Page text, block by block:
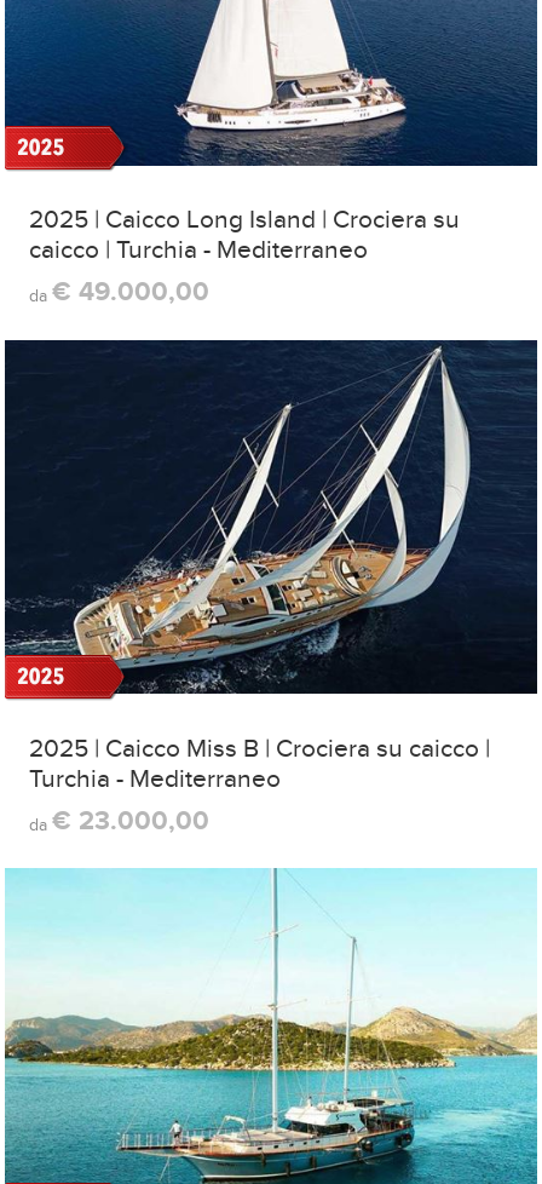
2025 | Caicco Long Island | Crociera su
caicco | Turchia - Mediterraneo
da€ 49.000,00
2025 | Caicco Miss B | Crociera su caicco |
Turchia - Mediterraneo
da€ 23.000,00